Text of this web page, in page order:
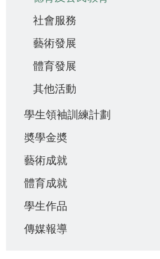
社會服務
藝術發展
體育發展
其他活動
學生領袖訓練計劃
奬學金奬
藝術成就
體育成就
學生作品
傳媒報導